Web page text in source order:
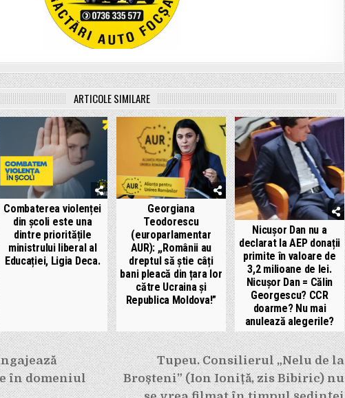
ARTICOLE SIMILARE
Combaterea violenței
din școli este una
dintre prioritățile
ministrului liberal al
Educației, Ligia Deca.
Georgiana
Teodorescu
(europarlamentar
AUR): ,,Românii au
dreptul să știe câți
bani pleacă din țara lor
către Ucraina și
Republica Moldova!”
Nicușor Dan nu a
declarat la AEP donații
primite în valoare de
3,2 milioane de lei.
Nicușor Dan = Călin
Georgescu? CCR
doarme? Nu mai
anulează alegerile?
Tupeu. Consilierul „Nelu de la
Broșteni” (Ion Ioniță, zis Bibiric) nu
în domeniul